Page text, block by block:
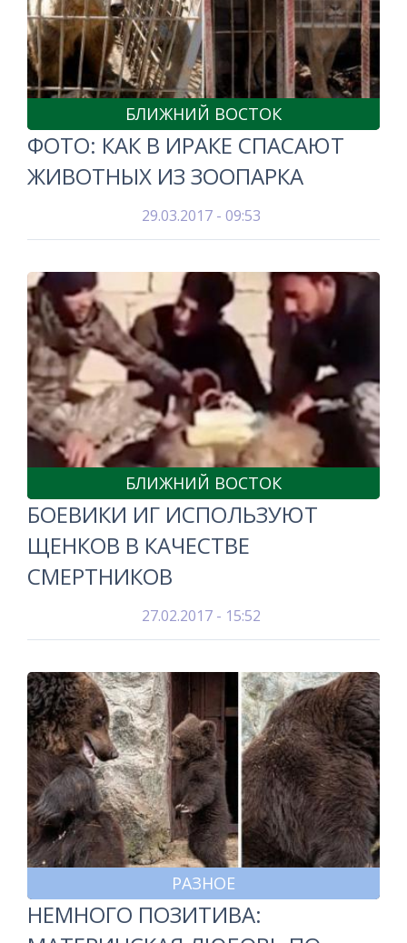
БЛИЖНИЙ ВОСТОК
ФОТО: КАК В ИРАКЕ СПАСАЮТ
ЖИВОТНЫХ ИЗ ЗООПАРКА
29.03.2017 - 09:53
БЛИЖНИЙ ВОСТОК
БОЕВИКИ ИГ ИСПОЛЬЗУЮТ
ЩЕНКОВ В КАЧЕСТВЕ
СМЕРТНИКОВ
27.02.2017 - 15:52
РАЗНОЕ
НЕМНОГО ПОЗИТИВА: